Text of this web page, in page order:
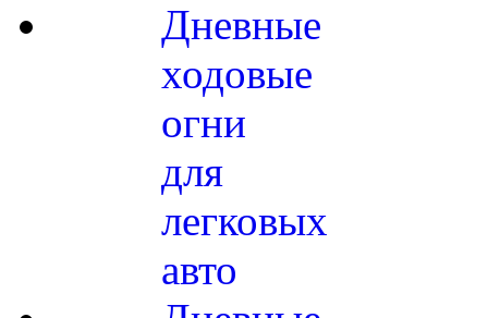
Дневные
ходовые
огни
для
легковых
авто